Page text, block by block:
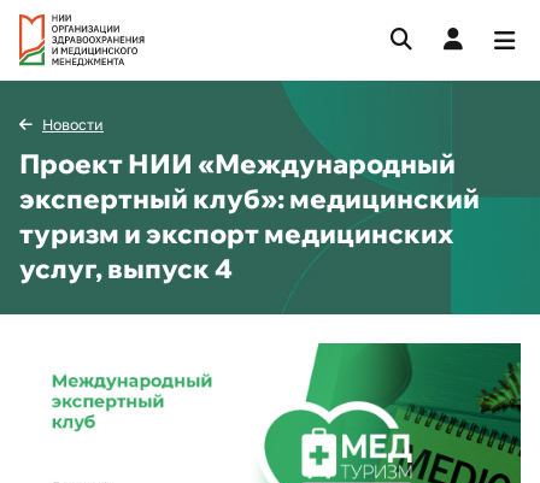
Новости
Проект НИИ «Международный
экспертный клуб»: медицинский
туризм и экспорт медицинских
услуг, выпуск 4